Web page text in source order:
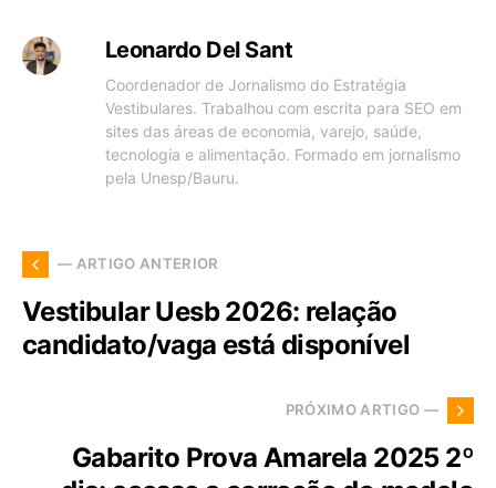
Leonardo Del Sant
Coordenador de Jornalismo do Estratégia
Vestibulares. Trabalhou com escrita para SEO em
sites das áreas de economia, varejo, saúde,
tecnologia e alimentação. Formado em jornalismo
pela Unesp/Bauru.
— ARTIGO ANTERIOR
Vestibular Uesb 2026: relação
candidato/vaga está disponível
PRÓXIMO ARTIGO —
Gabarito Prova Amarela 2025 2º